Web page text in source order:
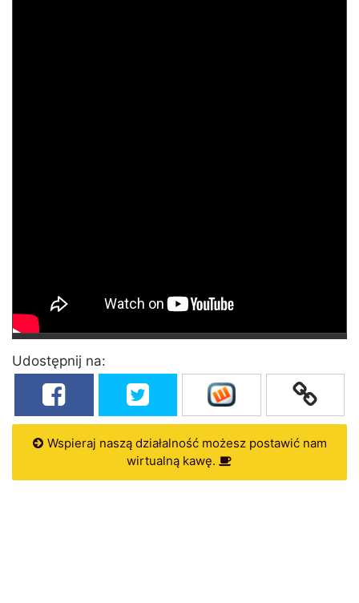
Udostępnij na:
Wspieraj naszą działalność możesz postawić nam
wirtualną kawę.